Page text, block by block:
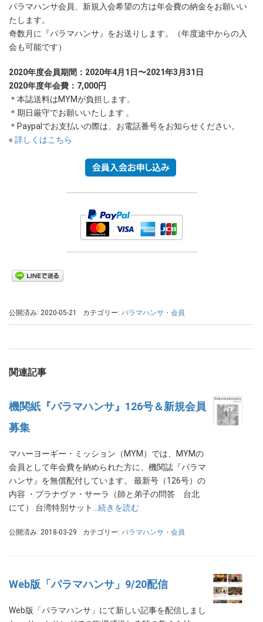
パラマハンサ会員、新規入会希望の方は年会費の納金をお願いい
たします。
奇数月に『パラマハンサ』をお送りします。（年度途中からの入
会も可能です）
2020年度会員期間：2020年4月1日〜2021年3月31日
2020年度年会費：7,000円
＊本誌送料はMYMが負担します。
＊期日厳守でお願いいたします 。
＊Paypalでお支払いの際は、お電話番号をお知らせください。
« 詳しくはこちら
公開済み: 2020-05-21 カテゴリー: パラマハンサ・会員
関連記事
機関紙『パラマハンサ』126号＆新規会員
募集
マハーヨーギー・ミッション（MYM）では、MYMの
会員として年会費を納められた方に、機関誌『パラマ
ハンサ』を無償配付しています。 最新号（126号）の
内容 ・プラナヴァ・サーラ（師と弟子の問答 台北
にて） 台湾特別サット… 続きを読む
公開済み: 2018-03-29 カテゴリー: パラマハンサ・会員
Web版「パラマハンサ」9/20配信
Web版「パラマハンサ」にて新しい記事を配信しまし